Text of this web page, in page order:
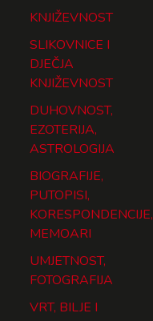
KNJIŽEVNOST
SLIKOVNICE I
DJEČJA
KNJIŽEVNOST
DUHOVNOST,
EZOTERIJA,
ASTROLOGIJA
BIOGRAFIJE,
PUTOPISI,
KORESPONDENCIJE,
MEMOARI
UMJETNOST,
FOTOGRAFIJA
VRT, BILJE I